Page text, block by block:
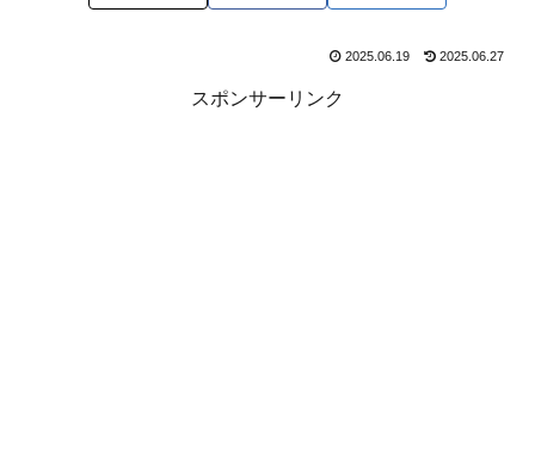
2025.06.19 2025.06.27
スポンサーリンク